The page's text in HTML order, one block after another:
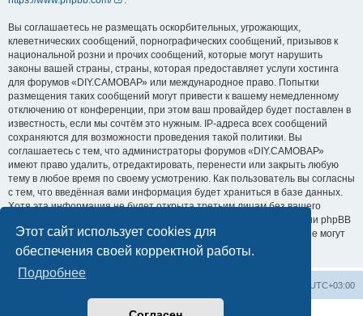
Этот сайт использует cookies для
обеспечения своей корректной работы.
Подробнее
Вы соглашаетесь не размещать оскорбительных, угрожающих,
клеветнических сообщений, порнографических сообщений, призывов к
национальной розни и прочих сообщений, которые могут нарушить
законы вашей страны, страны, которая предоставляет услуги хостинга
для форумов «DIY.САМОВАР» или международное право. Попытки
размещения таких сообщений могут привести к вашему немедленному
отключению от конференции, при этом ваш провайдер будет поставлен в
известность, если мы сочтём это нужным. IP-адреса всех сообщений
сохраняются для возможности проведения такой политики. Вы
соглашаетесь с тем, что администраторы форумов «DIY.САМОВАР»
имеют право удалить, отредактировать, перенести или закрыть любую
тему в любое время по своему усмотрению. Как пользователь вы согласны
с тем, что введённая вами информация будет храниться в базе данных.
Хотя эта информация не будет открыта третьим лицам без вашего
разрешения, ни администрация конференции «DIY.САМОВАР», ни phpBB
Limited не может быть ответственна за действия хакеров, которые могут
привести к несанкционированному доступу к ней.
UTC+03:00
Создано на основеphpBB® Forum Software © phpBB Limited